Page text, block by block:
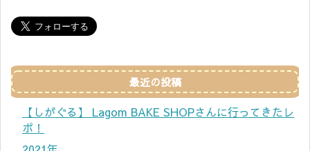
最近の投稿
【しがぐる】 Lagom BAKE SHOPさんに行ってきたレ
ポ！